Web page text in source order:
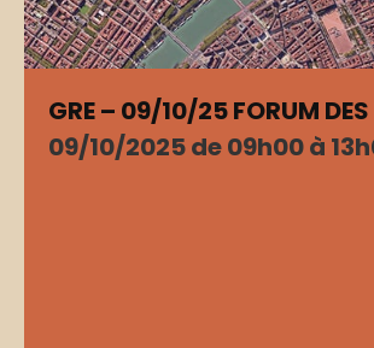
GRE – 09/10/25 FORUM DES
09/10/2025 de 09h00 à